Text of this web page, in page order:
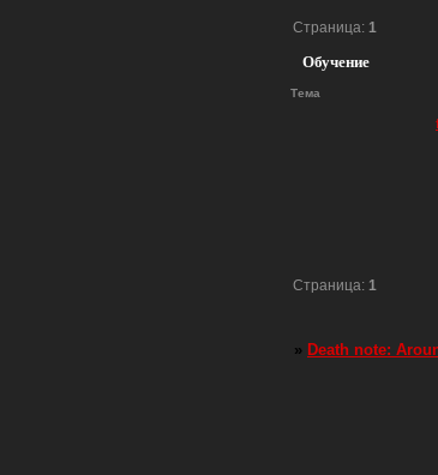
Обучение
Страница: 1
Тема
Страница:1
» Death note: